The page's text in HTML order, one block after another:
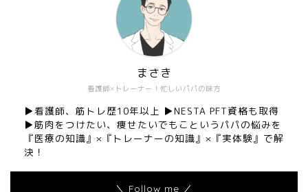
看護師×トレーナー！忙しいパパの味方
まさき
▶︎看護師、筋トレ歴10年以上 ▶︎NESTA PFT資格も取得
▶︎筋肉をつけたい、痩せたいでもこというパパの悩みを
『医療の知識』×『トレーナーの知識』×『実体験』で解
決！
＼ Follow me ／